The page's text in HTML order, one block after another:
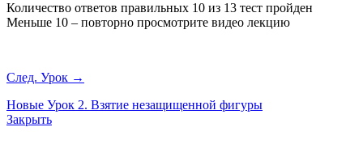
Количество ответов правильных 10 из 13 тест пройден
Меньше 10 – повторно просмотрите видео лекцию
След. Урок →
Новые Урок 2. Взятие незащищенной фигуры
Закрыть